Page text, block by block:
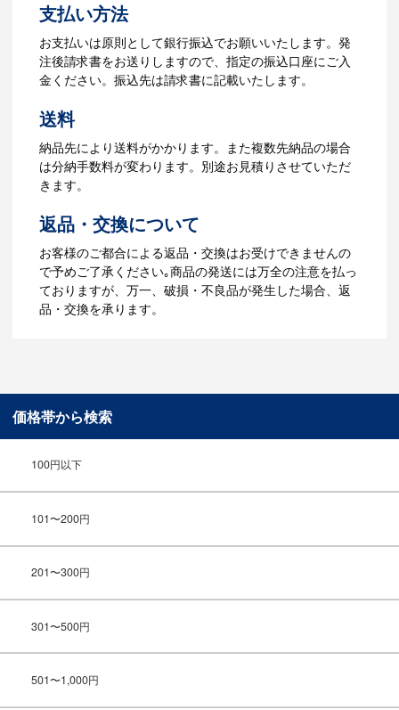
ら、ご注文書をお送りします。
【名入れをする場合】名入れに必要なデ
ータをご入稿頂き、名入れイメージをデ
ータでご確認いただきます。
4.納品
【名入れをする場合】データのご入稿後
３週間程度で納品となります。
【名入れなしの場合】在庫がある場合、3
～5営業日程度で納品となります。
ご利用ガイドをもっとみる
支払い方法
お支払いは原則として銀行振込でお願いいたします。発
注後請求書をお送りしますので、指定の振込口座にご入
金ください。振込先は請求書に記載いたします。
送料
納品先により送料がかかります。また複数先納品の場合
は分納手数料が変わります。別途お見積りさせていただ
きます。
返品・交換について
お客様のご都合による返品・交換はお受けできませんの
で予めご了承ください｡商品の発送には万全の注意を払っ
ておりますが、万一、破損・不良品が発生した場合、返
品・交換を承ります。
価格帯から検索
100円以下
101〜200円
201〜300円
301〜500円
501〜1,000円